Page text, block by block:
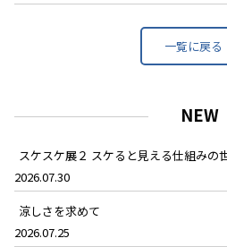
一覧に戻る
NEW
スケスケ展２ スケると見える仕組みの
2026.07.30
涼しさを求めて
2026.07.25